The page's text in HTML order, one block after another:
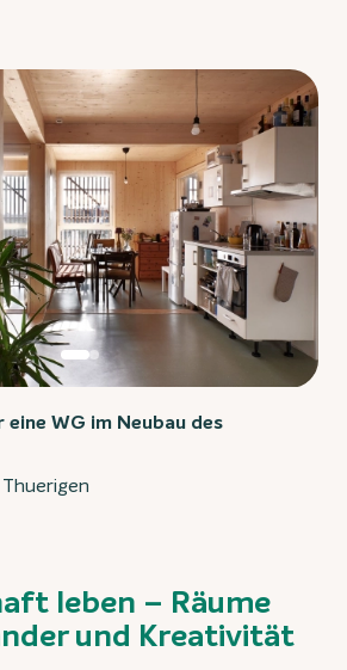
eine WG im Neubau des
leben – Räume
und Kreativität